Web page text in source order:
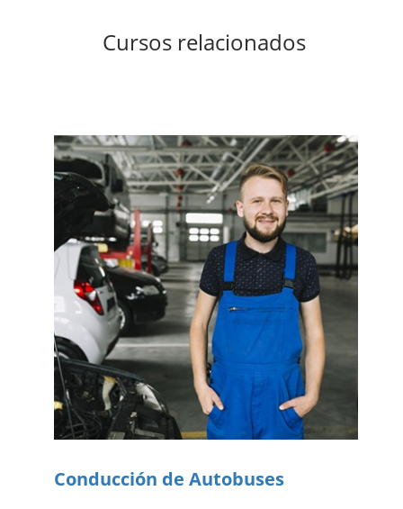
Cursos relacionados
Conducción de Autobuses